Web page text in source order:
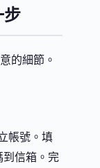
步
的細節。
帳號。填
到信箱。完